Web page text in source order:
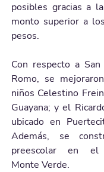
posibles gracias a
monto superior a
pesos.
Con respecto a
Romo, se
niños Celestino
Guayana; y el
ubicado en
Además, se
preescolar en el
Monte Verde.